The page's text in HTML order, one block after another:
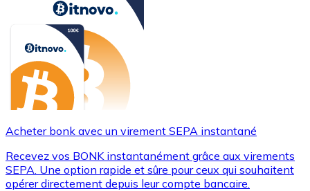
Acheter bonk avec un virement SEPA instantané
Recevez vos BONK instantanément grâce aux virements
SEPA. Une option rapide et sûre pour ceux qui souhaitent
opérer directement depuis leur compte bancaire.